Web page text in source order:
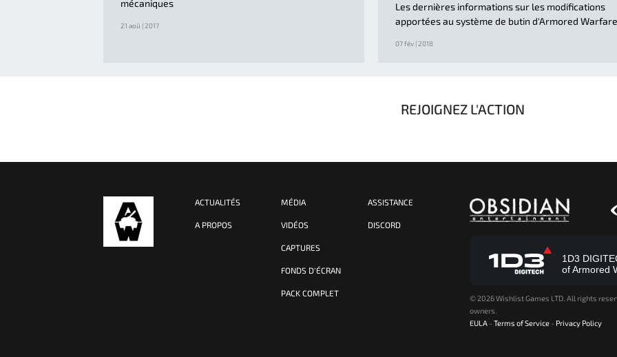
mécaniques
21 aoû | 2017
Les dernières informations sur les modifications
apportées au système de butin d'Armored Warfare
07 fév | 2018
REJOIGNEZ L'ACTION
ACTUALITÉS
A PROPOS
MÉDIA
VIDÉOS
CAPTURES
FONDS D'ÉCRAN
PACK COMPLET
ASSISTANCE
DISCORD
1D3
of Armored
© 2026 Wishlist Games LTD. All rights
owners.
EULA - Terms of Service - Privacy Policy